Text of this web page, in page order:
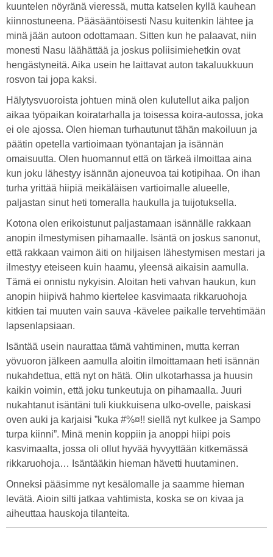
kuuntelen nöyränä vieressä, mutta katselen kyllä kauhean
kiinnostuneena. Pääsääntöisesti Nasu kuitenkin lähtee ja
minä jään autoon odottamaan. Sitten kun he palaavat, niin
monesti Nasu läähättää ja joskus poliisimiehetkin ovat
hengästyneitä. Aika usein he laittavat auton takaluukkuun
rosvon tai jopa kaksi.
Hälytysvuoroista johtuen minä olen kulutellut aika paljon
aikaa työpaikan koiratarhalla ja toisessa koira-autossa, joka
ei ole ajossa. Olen hieman turhautunut tähän makoiluun ja
päätin opetella vartioimaan työnantajan ja isännän
omaisuutta. Olen huomannut että on tärkeä ilmoittaa aina
kun joku lähestyy isännän ajoneuvoa tai kotipihaa. On ihan
turha yrittää hiipiä meikäläisen vartioimalle alueelle,
paljastan sinut heti tomeralla haukulla ja tuijotuksella.
Kotona olen erikoistunut paljastamaan isännälle rakkaan
anopin ilmestymisen pihamaalle. Isäntä on joskus sanonut,
että rakkaan vaimon äiti on hiljaisen lähestymisen mestari ja
ilmestyy eteiseen kuin haamu, yleensä aikaisin aamulla.
Tämä ei onnistu nykyisin. Aloitan heti vahvan haukun, kun
anopin hiipivä hahmo kiertelee kasvimaata rikkaruohoja
kitkien tai muuten vain sauva -kävelee paikalle tervehtimään
lapsenlapsiaan.
Isäntää usein naurattaa tämä vahtiminen, mutta kerran
yövuoron jälkeen aamulla aloitin ilmoittamaan heti isännän
nukahdettua, että nyt on hätä. Olin ulkotarhassa ja huusin
kaikin voimin, että joku tunkeutuja on pihamaalla. Juuri
nukahtanut isäntäni tuli kiukkuisena ulko-ovelle, paiskasi
oven auki ja karjaisi ”kuka #%¤!! siellä nyt kulkee ja Sampo
turpa kiinni”. Minä menin koppiin ja anoppi hiipi pois
kasvimaalta, jossa oli ollut hyvää hyvyyttään kitkemässä
rikkaruohoja… Isäntääkin hieman hävetti huutaminen.
Onneksi pääsimme nyt kesälomalle ja saamme hieman
levätä. Aioin silti jatkaa vahtimista, koska se on kivaa ja
aiheuttaa hauskoja tilanteita.